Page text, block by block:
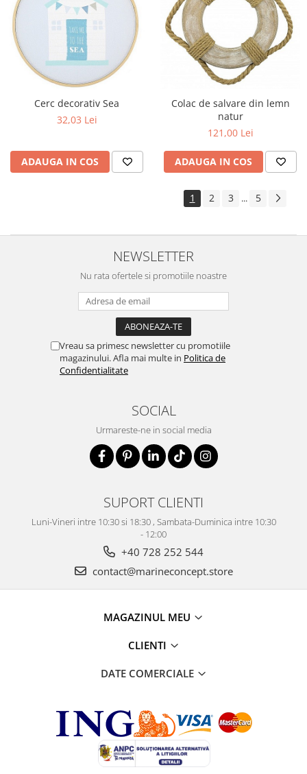
Cerc decorativ Sea
32,03 Lei
ADAUGA IN COS
Colac de salvare din lemn
natur
121,00 Lei
ADAUGA IN COS
1 2 3 ... 5
NEWSLETTER
Nu rata ofertele si promotiile noastre
Vreau sa primesc newsletter cu promotiile
magazinului. Afla mai multe in Politica de
Confidentialitate
SOCIAL
Urmareste-ne in social media
SUPORT CLIENTI
Luni-Vineri intre 10:30 si 18:30 , Sambata-Duminica intre 10:30
- 12:00
+40 728 252 544
contact@marineconcept.store
MAGAZINUL MEU
CLIENTI
DATE COMERCIALE